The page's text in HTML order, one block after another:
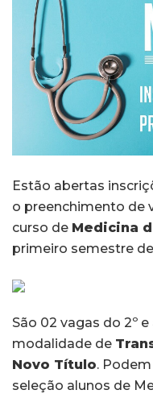
Estão abertas
o preenchimento de
curso de Medicina
primeiro semestre de
São 02 vagas do 2º
modalidade de
Novo Título.
seleção alunos de